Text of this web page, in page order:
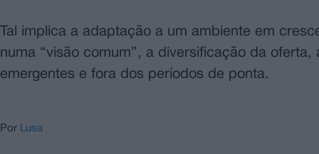
Tal implica a adaptação a um ambiente em
numa “visão comum”, a diversificação da
emergentes e fora dos períodos de ponta.
Por Lusa